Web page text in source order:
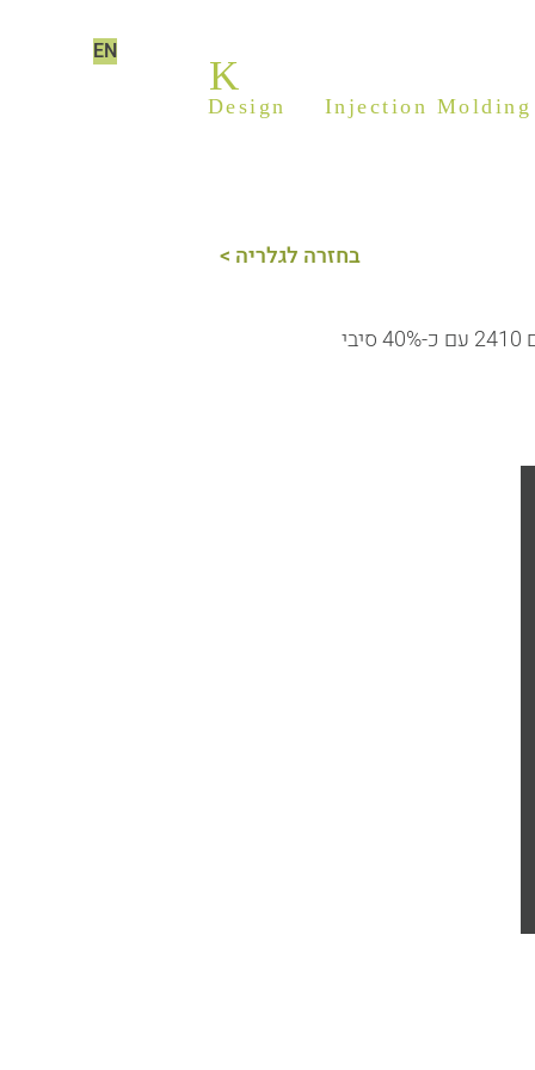
EN
KILIM PLASTICS
Design Injection Molding
< בחזרה לגלריה
ספסל אופטי עבור מכלול עדשות במיקרוסקופ, נעשה עבור חברת אורבוטק ועשוי מאולטם 2410 עם כ-40% סיבי